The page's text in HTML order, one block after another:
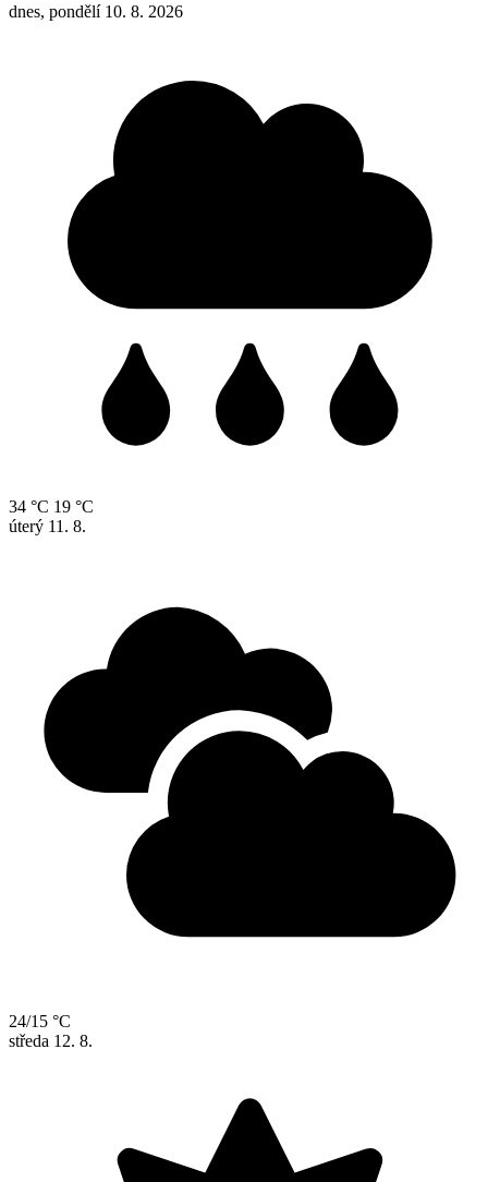
dnes, pondělí 10. 8. 2026
34 °C 19 °C
úterý 11. 8.
24/15 °C
středa 12. 8.